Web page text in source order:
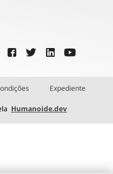
Expediente
Humanoide.dev